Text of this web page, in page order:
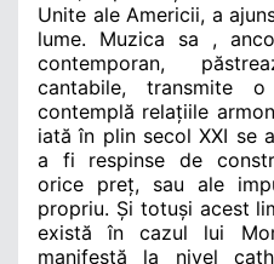
Unite ale Americii, a
lume. Muzica sa ,
contemporan,
cantabile, transmite
contemplă relațiile
iată în plin secol XXI se
a fi respinse de
orice preț, sau ale
propriu. Și totuși acest
există în cazul lui
manifestă la nivel